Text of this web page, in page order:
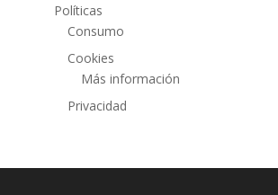
Políticas
Consumo
Cookies
Más información
Privacidad